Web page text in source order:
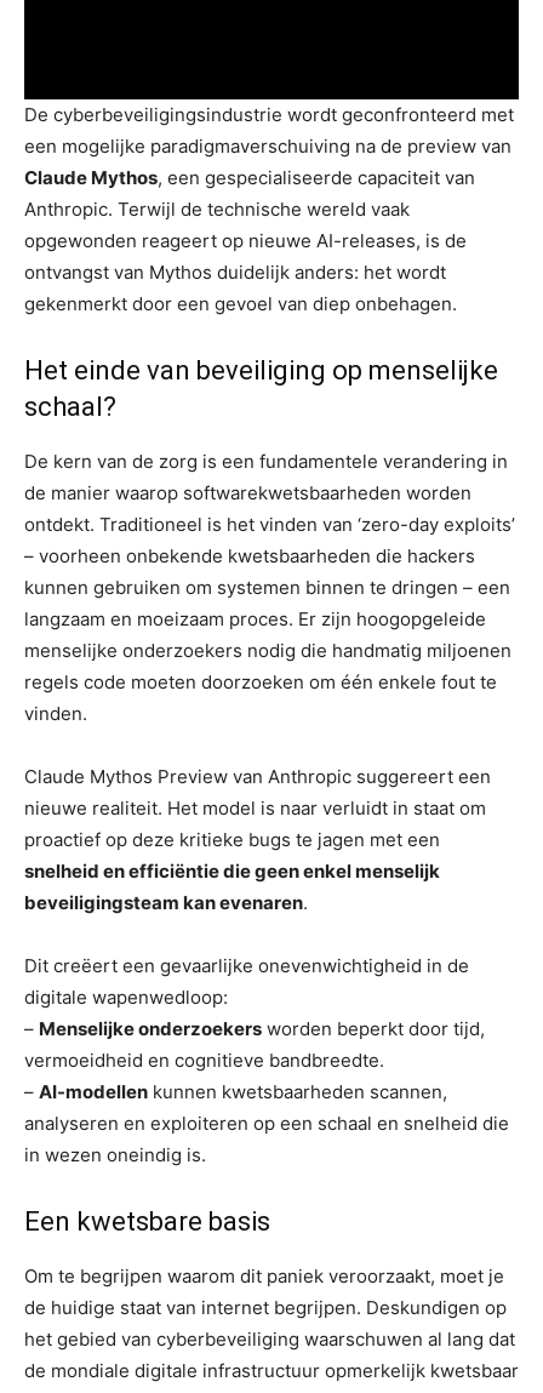
De cyberbeveiligingsindustrie wordt geconfronteerd met
een mogelijke paradigmaverschuiving na de preview van
Claude Mythos, een gespecialiseerde capaciteit van
Anthropic. Terwijl de technische wereld vaak
opgewonden reageert op nieuwe AI-releases, is de
ontvangst van Mythos duidelijk anders: het wordt
gekenmerkt door een gevoel van diep onbehagen.
Het einde van beveiliging op menselijke
schaal?
De kern van de zorg is een fundamentele verandering in
de manier waarop softwarekwetsbaarheden worden
ontdekt. Traditioneel is het vinden van ‘zero-day exploits’
– voorheen onbekende kwetsbaarheden die hackers
kunnen gebruiken om systemen binnen te dringen – een
langzaam en moeizaam proces. Er zijn hoogopgeleide
menselijke onderzoekers nodig die handmatig miljoenen
regels code moeten doorzoeken om één enkele fout te
vinden.
Claude Mythos Preview van Anthropic suggereert een
nieuwe realiteit. Het model is naar verluidt in staat om
proactief op deze kritieke bugs te jagen met een
snelheid en efficiëntie die geen enkel menselijk
beveiligingsteam kan evenaren.
Dit creëert een gevaarlijke onevenwichtigheid in de
digitale wapenwedloop:
– Menselijke onderzoekers worden beperkt door tijd,
vermoeidheid en cognitieve bandbreedte.
– AI-modellen kunnen kwetsbaarheden scannen,
analyseren en exploiteren op een schaal en snelheid die
in wezen oneindig is.
Een kwetsbare basis
Om te begrijpen waarom dit paniek veroorzaakt, moet je
de huidige staat van internet begrijpen. Deskundigen op
het gebied van cyberbeveiliging waarschuwen al lang dat
de mondiale digitale infrastructuur opmerkelijk kwetsbaar